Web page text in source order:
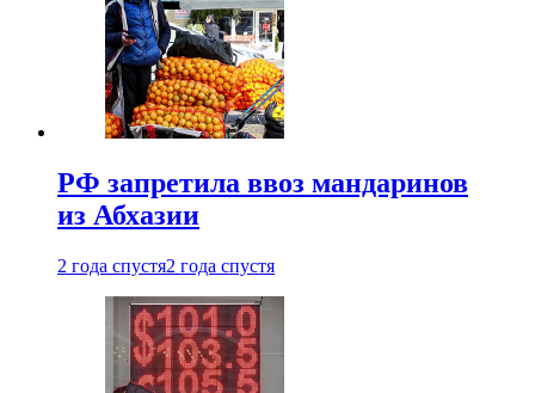
РФ запретила ввоз мандаринов
из Абхазии
2 года спустя2 года спустя